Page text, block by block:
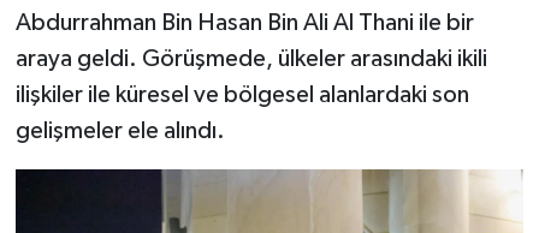
Abdurrahman Bin Hasan Bin Ali Al Thani ile bir
araya geldi. Görüşmede, ülkeler arasındaki ikili
ilişkiler ile küresel ve bölgesel alanlardaki son
gelişmeler ele alındı.